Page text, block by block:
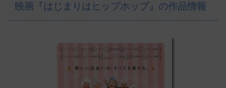
映画『はじまりはヒップホップ』の作品情報